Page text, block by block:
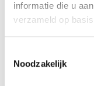
informatie die u
verzameld op
Noodzakelijk
Merk